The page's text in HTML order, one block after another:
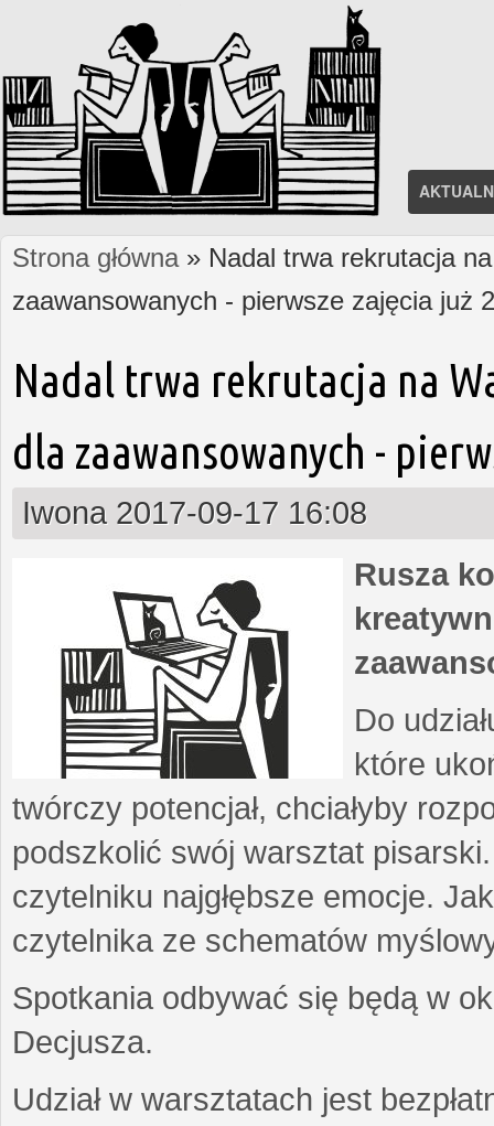
Jesteś tutaj
Strona główna» Nadal trwa rekrutacja
zaawansowanych - pierwsze zajęcia już
Nadal trwa rekrutacja na
dla zaawansowanych -
Iwona 2017-09-17 16:08
Rusza
Do
które
twórczy potencjał, chciałyby
podszkolić swój warsztat
czytelniku najgłębsze emocje.
czytelnika ze schematów
Spotkania odbywać się będą w
Decjusza.
Udział w warsztatach jest